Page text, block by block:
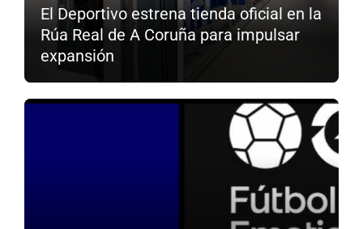
El Deportivo estrena tienda oficial en la
Rúa Real de A Coruña para impulsar
expansión